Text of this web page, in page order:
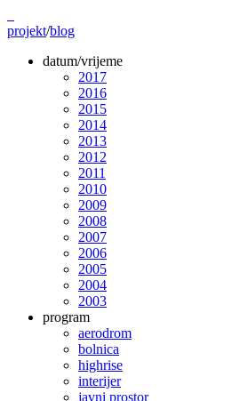
projekt/blog
datum/vrijeme
2017
2016
2015
2014
2013
2012
2011
2010
2009
2008
2007
2006
2005
2004
2003
program
aerodrom
bolnica
highrise
interijer
javni prostor